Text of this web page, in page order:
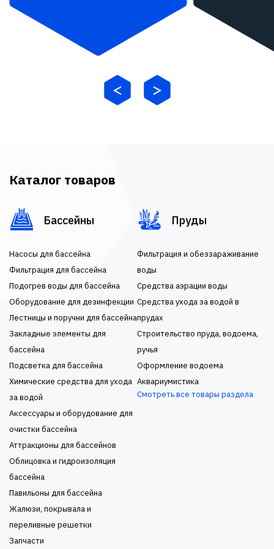
Каталог товаров
Бассейны
Насосы для бассейна
Фильтрация для бассейна
Подогрев воды для бассейна
Оборудование для дезинфекции
Лестницы и поручни для бассейна
Закладные элементы для
бассейна
Подсветка для бассейна
Химические средства для ухода
за водой
Аксессуары и оборудование для
очистки бассейна
Аттракционы для бассейнов
Облицовка и гидроизоляция
бассейна
Павильоны для бассейна
Жалюзи, покрывала и
переливные решетки
Запчасти
Пруды
Фильтрация и обеззараживание
воды
Средства аэрации воды
Средства ухода за водой в
прудах
Строительство пруда, водоема,
ручья
Оформление водоема
Аквариумистика
Смотреть все товары раздела